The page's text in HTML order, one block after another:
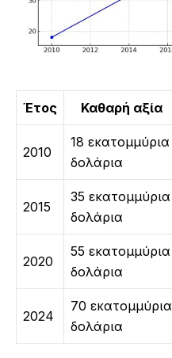
Έτος Καθαρή αξία
2010
18 εκατομμύρια
δολάρια
2015
35 εκατομμύρια
δολάρια
2020
55 εκατομμύρια
δολάρια
2024
70 εκατομμύρια
δολάρια